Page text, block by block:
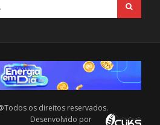
os direitos reservados.
Desenvolvido por